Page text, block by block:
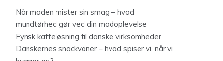
Banankage – En sød klassiker med historie og
alsidighed
Recent Comments